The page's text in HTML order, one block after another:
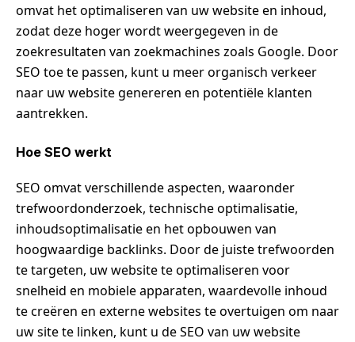
omvat het optimaliseren van uw website en inhoud,
zodat deze hoger wordt weergegeven in de
zoekresultaten van zoekmachines zoals Google. Door
SEO toe te passen, kunt u meer organisch verkeer
naar uw website genereren en potentiële klanten
aantrekken.
Hoe SEO werkt
SEO omvat verschillende aspecten, waaronder
trefwoordonderzoek, technische optimalisatie,
inhoudsoptimalisatie en het opbouwen van
hoogwaardige backlinks. Door de juiste trefwoorden
te targeten, uw website te optimaliseren voor
snelheid en mobiele apparaten, waardevolle inhoud
te creëren en externe websites te overtuigen om naar
uw site te linken, kunt u de SEO van uw website